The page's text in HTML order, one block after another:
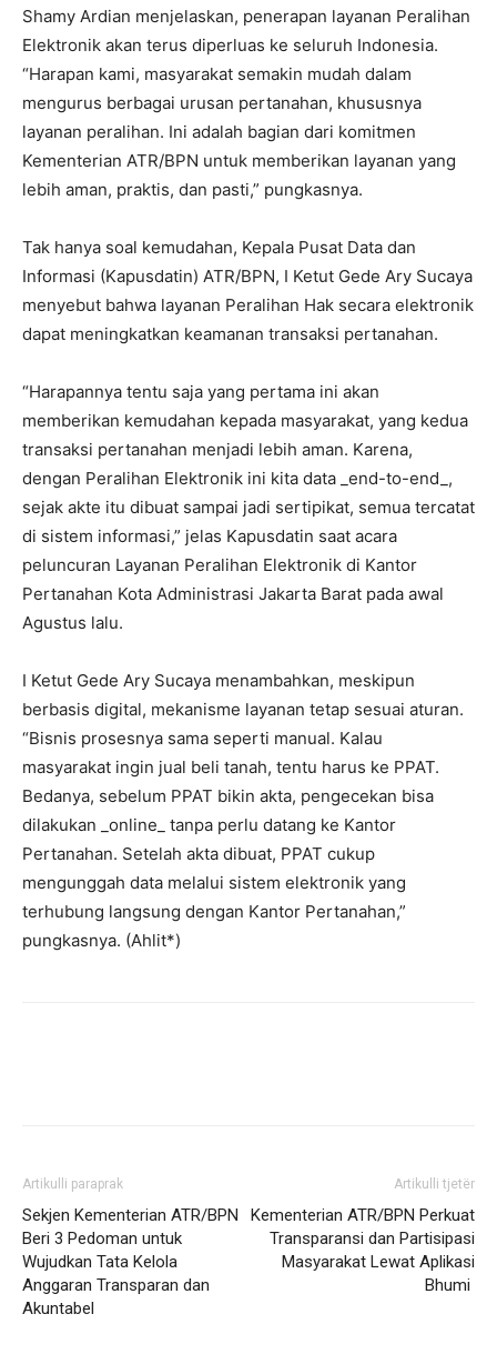
‎Shamy Ardian menjelaskan, penerapan layanan Peralihan
Elektronik akan terus diperluas ke seluruh Indonesia.
“Harapan kami, masyarakat semakin mudah dalam
mengurus berbagai urusan pertanahan, khususnya
layanan peralihan. Ini adalah bagian dari komitmen
Kementerian ATR/BPN untuk memberikan layanan yang
lebih aman, praktis, dan pasti,” pungkasnya.
‎Tak hanya soal kemudahan, Kepala Pusat Data dan
Informasi (Kapusdatin) ATR/BPN, I Ketut Gede Ary Sucaya
menyebut bahwa layanan Peralihan Hak secara elektronik
dapat meningkatkan keamanan transaksi pertanahan.
‎“Harapannya tentu saja yang pertama ini akan
memberikan kemudahan kepada masyarakat, yang kedua
transaksi pertanahan menjadi lebih aman. Karena,
dengan Peralihan Elektronik ini kita data _end-to-end_,
sejak akte itu dibuat sampai jadi sertipikat, semua tercatat
di sistem informasi,” jelas Kapusdatin saat acara
peluncuran Layanan Peralihan Elektronik di Kantor
Pertanahan Kota Administrasi Jakarta Barat pada awal
Agustus lalu.
‎I Ketut Gede Ary Sucaya menambahkan, meskipun
berbasis digital, mekanisme layanan tetap sesuai aturan.
“Bisnis prosesnya sama seperti manual. Kalau
masyarakat ingin jual beli tanah, tentu harus ke PPAT.
Bedanya, sebelum PPAT bikin akta, pengecekan bisa
dilakukan _online_ tanpa perlu datang ke Kantor
Pertanahan. Setelah akta dibuat, PPAT cukup
mengunggah data melalui sistem elektronik yang
terhubung langsung dengan Kantor Pertanahan,”
pungkasnya. (Ahlit*)
Artikulli paraprak
Sekjen Kementerian ATR/BPN
Beri 3 Pedoman untuk
Wujudkan Tata Kelola
Anggaran Transparan dan
Akuntabel ‎
Artikulli tjetër
Kementerian ATR/BPN Perkuat
Transparansi dan Partisipasi
Masyarakat Lewat Aplikasi
Bhumi ‎